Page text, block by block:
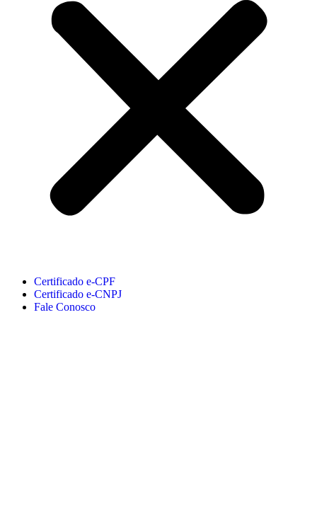
Certificado e-CPF
Certificado e-CNPJ
Fale Conosco